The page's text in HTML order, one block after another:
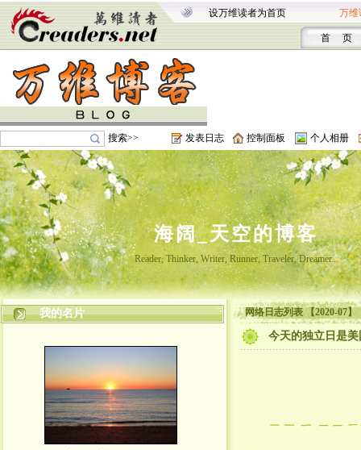
设万维读者为首页 万维
首 页
搜索>> 发表日志 控制面板 个人相册
海阔_天空的博客
Reader, Thinker, Writer, Runner, Traveler, Dreamer...
我的名片 网络日志列表 【2020-07】
今天的独立日是